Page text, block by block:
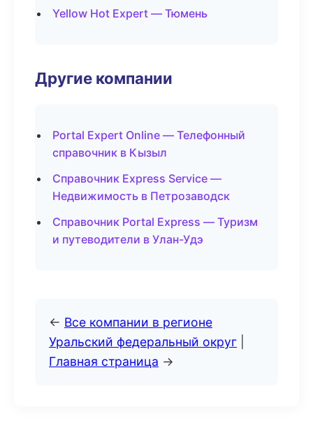
Yellow Hot Expert — Тюмень
Другие компании
Portal Expert Online — Телефонный
справочник в Кызыл
Справочник Express Service —
Недвижимость в Петрозаводск
Справочник Portal Express — Туризм
и путеводители в Улан-Удэ
← Все компании в регионе
Уральский федеральный округ
Главная страница →